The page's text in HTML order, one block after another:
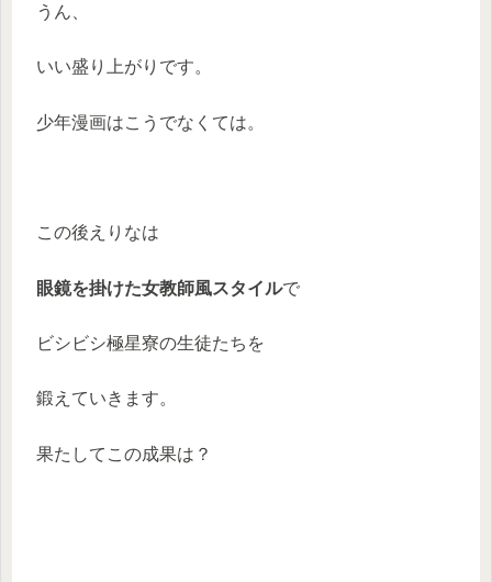
うん、
いい盛り上がりです。
少年漫画はこうでなくては。
この後えりなは
眼鏡を掛けた女教師風スタイルで
ビシビシ極星寮の生徒たちを
鍛えていきます。
果たしてこの成果は？